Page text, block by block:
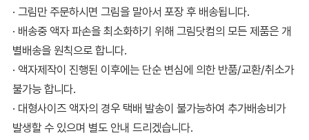
· 그림만 주문하시면 그림을 말아서 포장 후 배송됩니다.
· 배송중 액자 파손을 최소화하기 위해 그림닷컴의 모든 제품은 개
별배송을 원칙으로 합니다.
· 액자제작이 진행된 이후에는 단순 변심에 의한 반품/교환/취소가
불가능 합니다.
· 대형사이즈 액자의 경우 택배 발송이 불가능하여 추가배송비가
발생할 수 있으며 별도 안내 드리겠습니다.